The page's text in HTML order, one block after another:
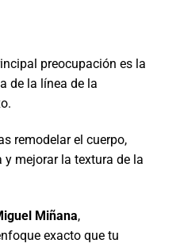
preocupación es la
de la línea de la
remodelar el cuerpo,
mejorar la textura de la
Miñana,
exacto que tu